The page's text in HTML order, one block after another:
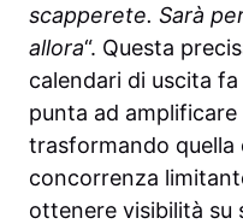
scapperete. Sarà
allora“. Questa
calendari di uscita
punta ad amplificare
trasformando quella
concorrenza
ottenere visibilità su